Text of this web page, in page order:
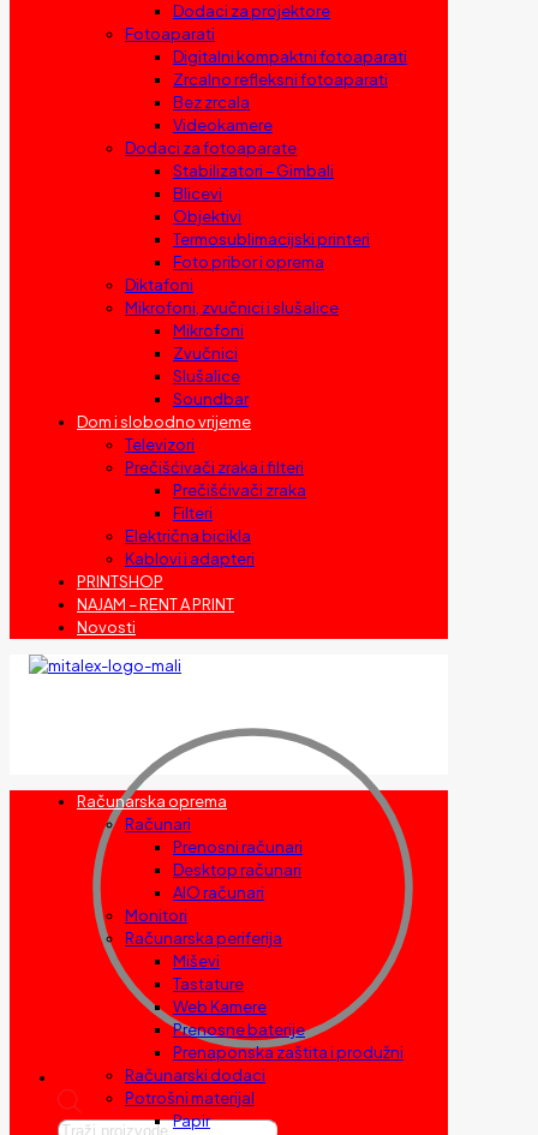
Dodaci za projektore
Fotoaparati
Digitalni kompaktni fotoaparati
Zrcalno refleksni fotoaparati
Bez zrcala
Videokamere
Dodaci za fotoaparate
Stabilizatori – Gimbali
Blicevi
Objektivi
Termosublimacijski printeri
Foto pribor i oprema
Diktafoni
Mikrofoni, zvučnici i slušalice
Mikrofoni
Zvučnici
Slušalice
Soundbar
Dom i slobodno vrijeme
Televizori
Prečišćivači zraka i filteri
Prečišćivači zraka
Filteri
Električna bicikla
Kablovi i adapteri
PRINTSHOP
NAJAM – RENT A PRINT
Novosti
Products
Računarska oprema
Računari
Prenosni računari
Desktop računari
AIO računari
Monitori
Računarska periferija
Miševi
Tastature
Web Kamere
Prenosne baterije
Prenaponska zaštita i produžni
Računarski dodaci
Potrošni materijal
Papir